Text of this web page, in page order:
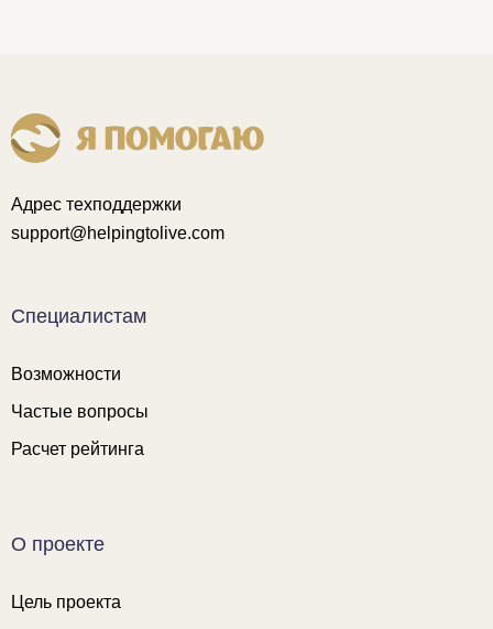
Адрес техподдержки
support@helpingtolive.com
Специалистам
Возможности
Частые вопросы
Расчет рейтинга
О проекте
Цель проекта